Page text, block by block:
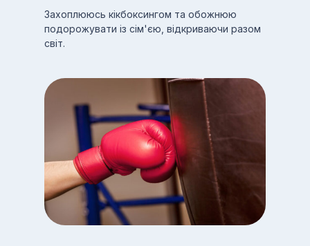
Захоплююсь кікбоксингом та обожнюю
подорожувати із сім'єю, відкриваючи разом
світ.